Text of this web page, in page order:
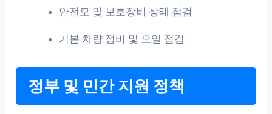
안전모 및 보호장비 상태 점검
기본 차량 정비 및 오일 점검
정부 및 민간 지원 정책